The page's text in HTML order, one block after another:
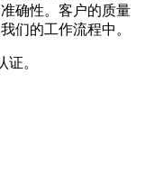
确性。客户的质量
们的工作流程中。
证。